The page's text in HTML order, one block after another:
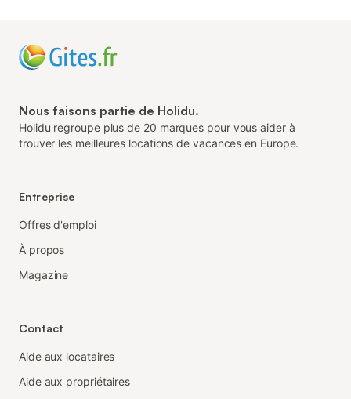
Nous faisons partie de Holidu.
Holidu regroupe plus de 20 marques pour vous aider à
trouver les meilleures locations de vacances en Europe.
Entreprise
Offres d'emploi
À propos
Magazine
Contact
Aide aux locataires
Aide aux propriétaires